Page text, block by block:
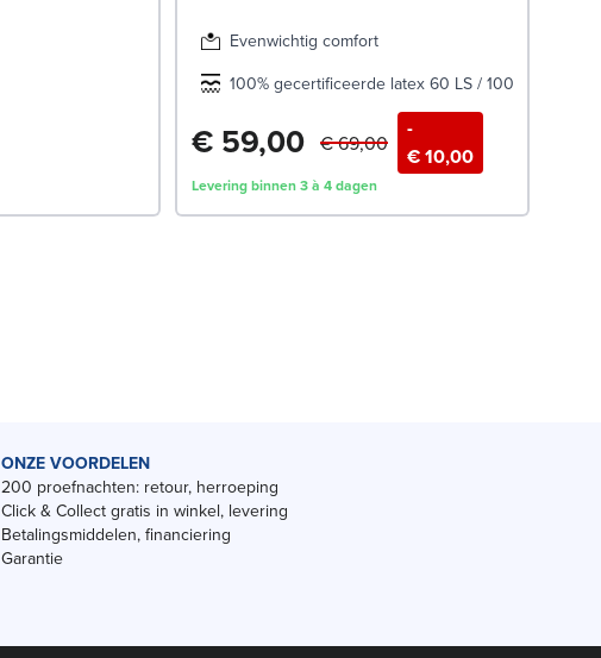
Evenwichtig comfort
100% gecertificeerde latex 60 LS / 100%
€ 59,00
-
€ 10,00
€ 69,00
Levering binnen 3 à 4 dagen
ONZE VOORDELEN
200 proefnachten: retour, herroeping
Click & Collect gratis in winkel, levering
Betalingsmiddelen, financiering
Garantie